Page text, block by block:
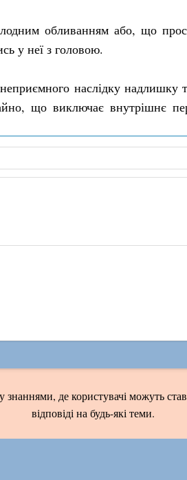
обливанням або, що
у неї з головою.
неприємного наслідку
що виключає внутрішнє
де користувачі можуть
відповіді на будь-які теми.